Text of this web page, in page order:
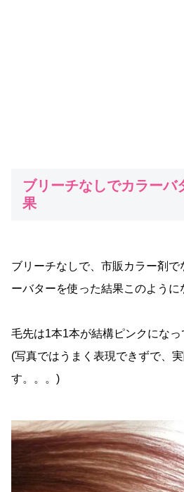
ブリーチなしでカラーバ
果
ブリーチなしで、市販カラー剤
ーバターを使った結果このように
毛先は1本1本が結構ピンクになっ
(写真ではうまく表現できずで、
す。。。)